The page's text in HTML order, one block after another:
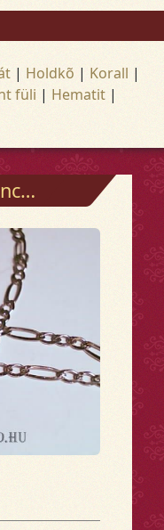
| Holdkõ | Korall |
füli | Hematit |